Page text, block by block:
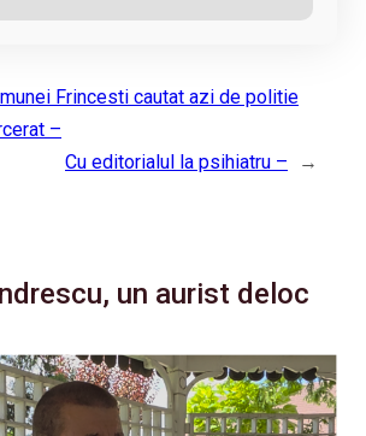
Frincesti cautat azi de politie
–
Cu editorialul la psihiatru –
→
un aurist deloc